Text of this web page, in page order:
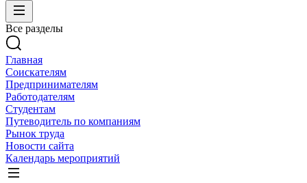
Все разделы
Главная
Соискателям
Предпринимателям
Работодателям
Студентам
Путеводитель по компаниям
Рынок труда
Новости сайта
Календарь мероприятий